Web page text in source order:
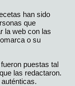
han sido
que
la web con las
o su
puestas tal
las redactaron.